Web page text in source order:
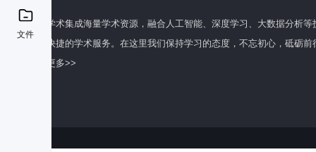
文件
百度学术集成海量学术资源，融合人工智能、深度学习、大数据分析
全面快捷的学术服务。在这里我们保持学习的态度，不忘初心，砥砺前
了解更多>>